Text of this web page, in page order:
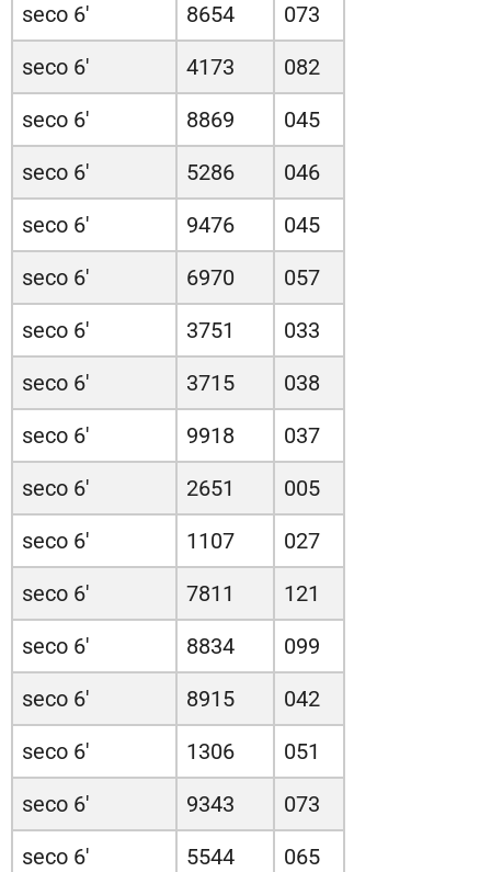
seco 6'
8654
073
seco 6'
4173
082
seco 6'
8869
045
seco 6'
5286
046
seco 6'
9476
045
seco 6'
6970
057
seco 6'
3751
033
seco 6'
3715
038
seco 6'
9918
037
seco 6'
2651
005
seco 6'
1107
027
seco 6'
7811
121
seco 6'
8834
099
seco 6'
8915
042
seco 6'
1306
051
seco 6'
9343
073
seco 6'
5544
065